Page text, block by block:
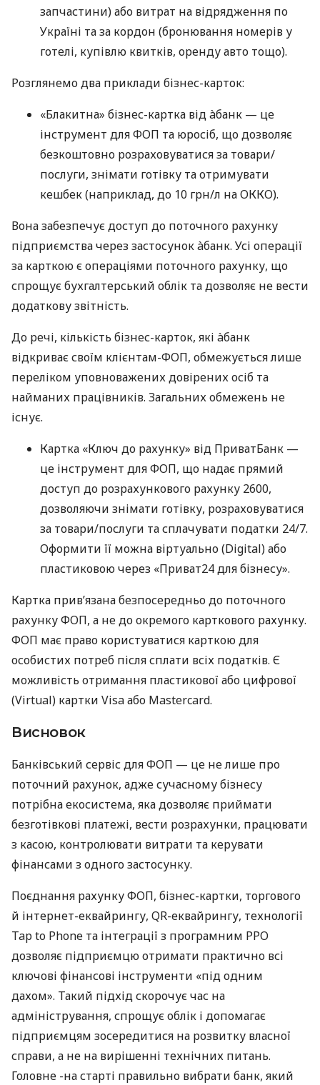
запчастини) або витрат на відрядження по
Україні та за кордон (бронювання номерів у
готелі, купівлю квитків, оренду авто тощо).
Розглянемо два приклади бізнес-карток:
«Блакитна» бізнес-картка від àбанк — це
інструмент для ФОП та юросіб, що дозволяє
безкоштовно розраховуватися за товари/
послуги, знімати готівку та отримувати
кешбек (наприклад, до 10 грн/л на ОККО).
Вона забезпечує доступ до поточного рахунку
підприємства через застосунок àбанк. Усі операції
за карткою є операціями поточного рахунку, що
спрощує бухгалтерський облік та дозволяє не вести
додаткову звітність.
До речі, кількість бізнес-карток, які àбанк
відкриває своїм клієнтам-ФОП, обмежується лише
переліком уповноважених довірених осіб та
найманих працівників. Загальних обмежень не
існує.
Картка «Ключ до рахунку» від ПриватБанк —
це інструмент для ФОП, що надає прямий
доступ до розрахункового рахунку 2600,
дозволяючи знімати готівку, розраховуватися
за товари/послуги та сплачувати податки 24/7.
Оформити її можна віртуально (Digital) або
пластиковою через «Приват24 для бізнесу».
Картка прив’язана безпосередньо до поточного
рахунку ФОП, а не до окремого карткового рахунку.
ФОП має право користуватися карткою для
особистих потреб після сплати всіх податків. Є
можливість отримання пластикової або цифрової
(Virtual) картки Visa або Mastercard.
Висновок
Банківський сервіс для ФОП — це не лише про
поточний рахунок, адже сучасному бізнесу
потрібна екосистема, яка дозволяє приймати
безготівкові платежі, вести розрахунки, працювати
з касою, контролювати витрати та керувати
фінансами з одного застосунку.
Поєднання рахунку ФОП, бізнес-картки, торгового
й інтернет-еквайрингу, QR-еквайрингу, технології
Tap to Phone та інтеграції з програмним РРО
дозволяє підприємцю отримати практично всі
ключові фінансові інструменти «під одним
дахом». Такий підхід скорочує час на
адміністрування, спрощує облік і допомагає
підприємцям зосередитися на розвитку власної
справи, а не на вирішенні технічних питань.
Головне -на старті правильно вибрати банк, який